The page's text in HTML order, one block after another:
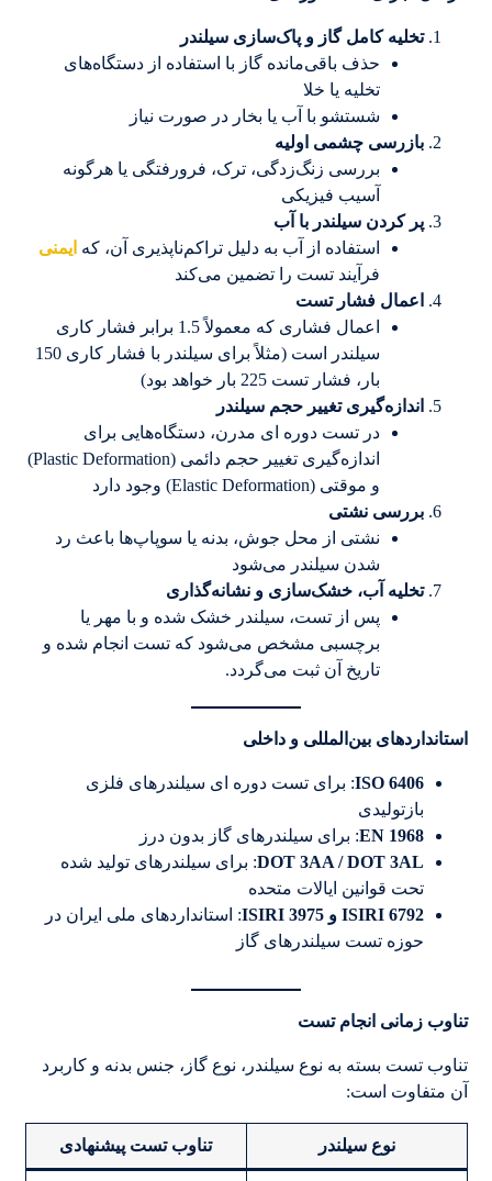
تخلیه کامل گاز و پاک‌سازی سیلندر
حذف باقی‌مانده گاز با استفاده از دستگاه‌های
تخلیه یا خلا
شستشو با آب یا بخار در صورت نیاز
بازرسی چشمی اولیه
بررسی زنگ‌زدگی، ترک، فرورفتگی یا هرگونه
آسیب فیزیکی
پر کردن سیلندر با آب
استفاده از آب به دلیل تراکم‌ناپذیری آن، که ایمنی
فرآیند تست را تضمین می‌کند
اعمال فشار تست
اعمال فشاری که معمولاً 1.5 برابر فشار کاری
سیلندر است (مثلاً برای سیلندر با فشار کاری 150
بار، فشار تست 225 بار خواهد بود)
اندازه‌گیری تغییر حجم سیلندر
در تست دوره ای مدرن، دستگاه‌هایی برای
اندازه‌گیری تغییر حجم دائمی (Plastic Deformation)
و موقتی (Elastic Deformation) وجود دارد
بررسی نشتی
نشتی از محل جوش، بدنه یا سوپاپ‌ها باعث رد
شدن سیلندر می‌شود
تخلیه آب، خشک‌سازی و نشانه‌گذاری
پس از تست، سیلندر خشک شده و با مهر یا
برچسبی مشخص می‌شود که تست انجام شده و
تاریخ آن ثبت می‌گردد.
استانداردهای بین‌المللی و داخلی
ISO 6406: برای تست دوره ای سیلندرهای فلزی
بازتولیدی
EN 1968: برای سیلندرهای گاز بدون درز
DOT 3AA / DOT 3AL: برای سیلندرهای تولید شده
تحت قوانین ایالات متحده
ISIRI 6792 و ISIRI 3975
: استانداردهای ملی ایران در
حوزه تست سیلندرهای گاز
تناوب زمانی انجام تست
تناوب تست بسته به نوع سیلندر، نوع گاز، جنس بدنه و کاربرد
آن متفاوت است:
نوع سیلندر تناوب تست پیشنهادی